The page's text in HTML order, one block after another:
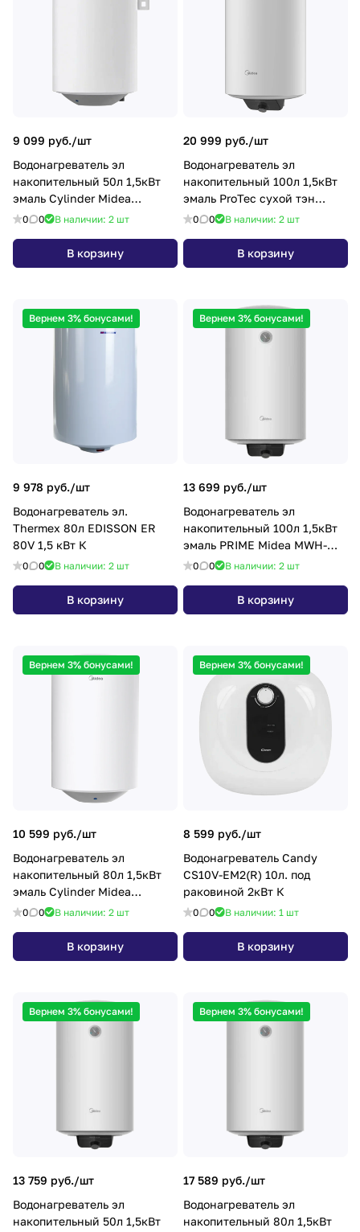
9 099 руб./шт
Водонагреватель эл
накопительный 50л 1,5кВт
эмаль Cylinder Midea
MWH50-15MPC
0 0 В наличии: 2 шт
В корзину
20 999 руб./шт
Водонагреватель эл
накопительный 100л 1,5кВт
эмаль ProTec сухой тэн
Midea MWH-10015-RED
0 0 В наличии: 2 шт
В корзину
Вернем 3% бонусами!
9 978 руб./шт
Водонагреватель эл.
Thermex 80л EDISSON ER
80V 1,5 кВт К
0 0 В наличии: 2 шт
В корзину
Вернем 3% бонусами!
13 699 руб./шт
Водонагреватель эл
накопительный 100л 1,5кВт
эмаль PRIME Midea MWH-
10015-CEM
0 0 В наличии: 2 шт
В корзину
Вернем 3% бонусами!
10 599 руб./шт
Водонагреватель эл
накопительный 80л 1,5кВт
эмаль Cylinder Midea
MWH80-15MPC
0 0 В наличии: 2 шт
В корзину
Вернем 3% бонусами!
8 599 руб./шт
Водонагреватель Candy
CS10V-EM2(R) 10л. под
раковиной 2кВт К
0 0 В наличии: 1 шт
В корзину
Вернем 3% бонусами!
13 759 руб./шт
Водонагреватель эл
накопительный 50л 1,5кВт
Вернем 3% бонусами!
17 589 руб./шт
Водонагреватель эл
накопительный 80л 1,5кВт